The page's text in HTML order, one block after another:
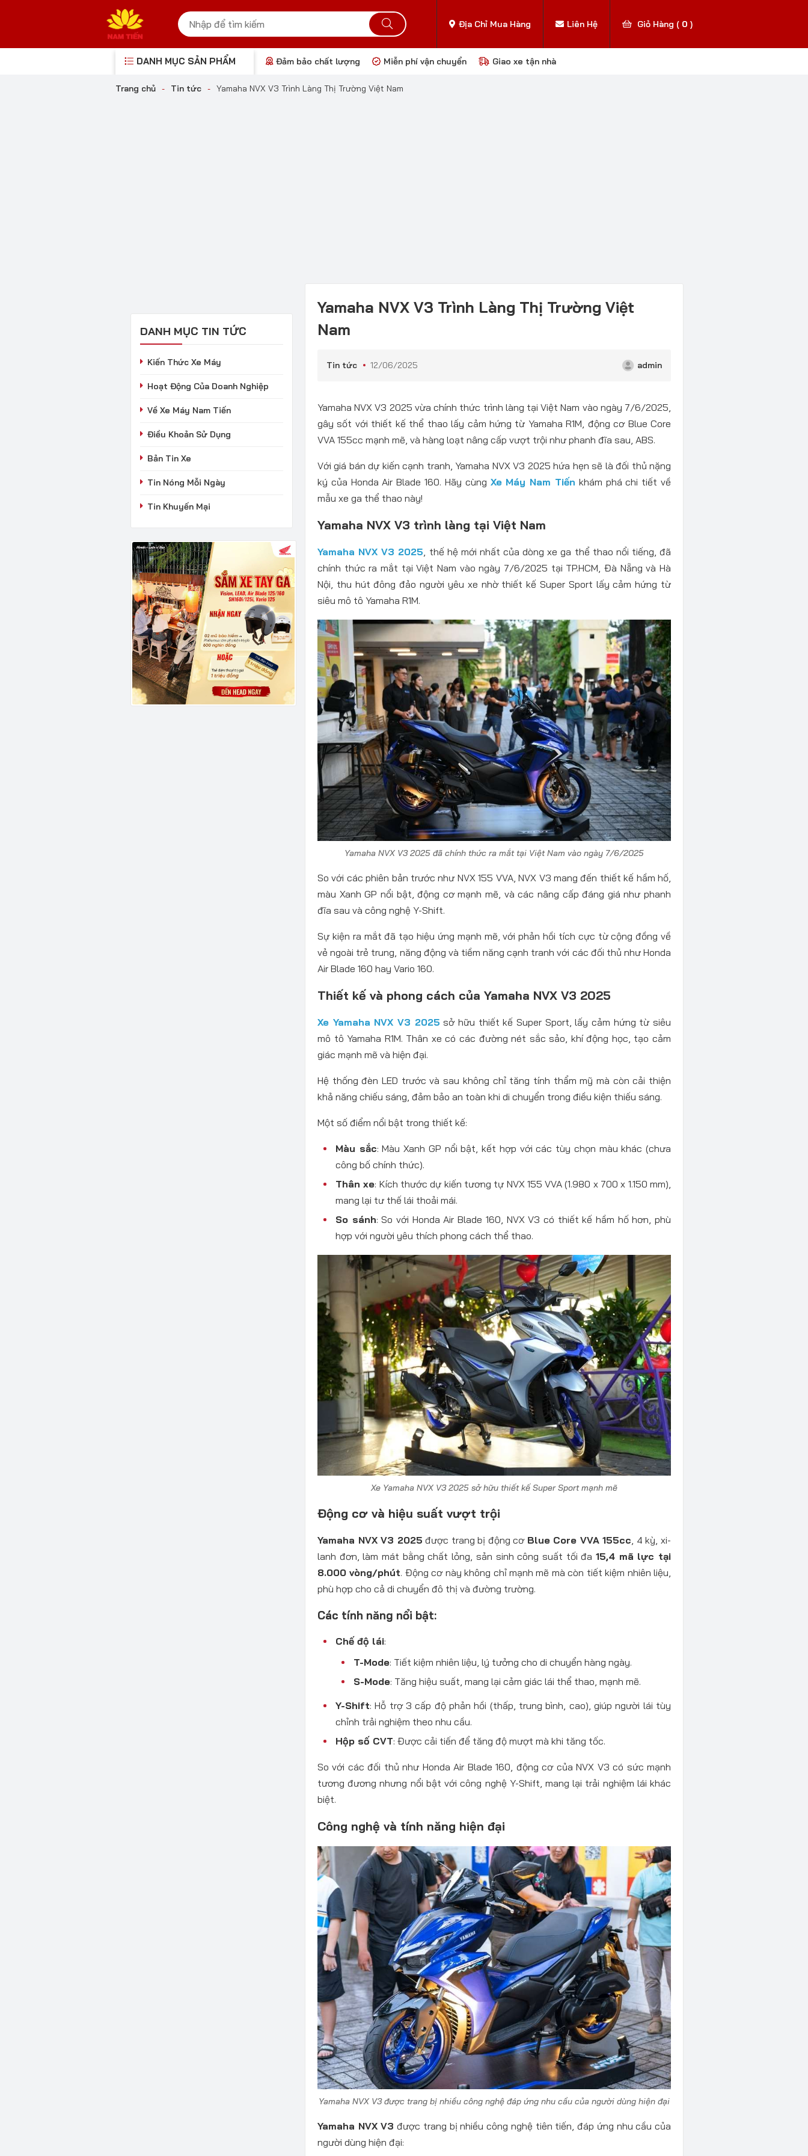
Địa Chỉ Mua Hàng Liên Hệ Giỏ Hàng ( 0 )
DANH MỤC SẢN PHẨM Đảm bảo chất lượng Miễn phí vận chuyển Giao xe tận nhà
Trang chủ - Tin tức - Yamaha NVX V3 Trình Làng Thị Trường Việt Nam
Yamaha NVX V3 Trình Làng Thị Trường Việt
Nam
Tin tức 12/06/2025 admin
Yamaha NVX V3 2025 vừa chính thức trình làng tại Việt Nam vào ngày 7/6/2025,
gây sốt với thiết kế thể thao lấy cảm hứng từ Yamaha R1M, động cơ Blue Core
VVA 155cc mạnh mẽ, và hàng loạt nâng cấp vượt trội như phanh đĩa sau, ABS.
Với giá bán dự kiến cạnh tranh, Yamaha NVX V3 2025 hứa hẹn sẽ là đối thủ nặng
ký của Honda Air Blade 160. Hãy cùng Xe Máy Nam Tiến khám phá chi tiết về
mẫu xe ga thể thao này!
Yamaha NVX V3 trình làng tại Việt Nam
Yamaha NVX V3 2025, thế hệ mới nhất của dòng xe ga thể thao nổi tiếng, đã
chính thức ra mắt tại Việt Nam vào ngày 7/6/2025 tại TP.HCM, Đà Nẵng và Hà
Nội, thu hút đông đảo người yêu xe nhờ thiết kế Super Sport lấy cảm hứng từ
siêu mô tô Yamaha R1M.
Yamaha NVX V3 2025 đã chính thức ra mắt tại Việt Nam vào ngày 7/6/2025
So với các phiên bản trước như NVX 155 VVA, NVX V3 mang đến thiết kế hầm hố,
màu Xanh GP nổi bật, động cơ mạnh mẽ, và các nâng cấp đáng giá như phanh
đĩa sau và công nghệ Y-Shift.
Sự kiện ra mắt đã tạo hiệu ứng mạnh mẽ, với phản hồi tích cực từ cộng đồng về
vẻ ngoài trẻ trung, năng động và tiềm năng cạnh tranh với các đối thủ như Honda
Air Blade 160 hay Vario 160.
Thiết kế và phong cách của Yamaha NVX V3 2025
Xe Yamaha NVX V3 2025 sở hữu thiết kế Super Sport, lấy cảm hứng từ siêu
mô tô Yamaha R1M. Thân xe có các đường nét sắc sảo, khí động học, tạo cảm
giác mạnh mẽ và hiện đại.
Hệ thống đèn LED trước và sau không chỉ tăng tính thẩm mỹ mà còn cải thiện
khả năng chiếu sáng, đảm bảo an toàn khi di chuyển trong điều kiện thiếu sáng.
Một số điểm nổi bật trong thiết kế:
Màu sắc: Màu Xanh GP nổi bật, kết hợp với các tùy chọn màu khác (chưa
công bố chính thức).
Thân xe: Kích thước dự kiến tương tự NVX 155 VVA (1.980 x 700 x 1.150 mm),
mang lại tư thế lái thoải mái.
So sánh: So với Honda Air Blade 160, NVX V3 có thiết kế hầm hố hơn, phù
hợp với người yêu thích phong cách thể thao.
Xe Yamaha NVX V3 2025 sở hữu thiết kế Super Sport mạnh mẽ
Động cơ và hiệu suất vượt trội
Yamaha NVX V3 2025 được trang bị động cơ Blue Core VVA 155cc, 4 kỳ, xi-
lanh đơn, làm mát bằng chất lỏng, sản sinh công suất tối đa 15,4 mã lực tại
8.000 vòng/phút. Động cơ này không chỉ mạnh mẽ mà còn tiết kiệm nhiên liệu,
phù hợp cho cả di chuyển đô thị và đường trường.
Các tính năng nổi bật:
Chế độ lái:
T-Mode: Tiết kiệm nhiên liệu, lý tưởng cho di chuyển hàng ngày.
S-Mode: Tăng hiệu suất, mang lại cảm giác lái thể thao, mạnh mẽ.
Y-Shift: Hỗ trợ 3 cấp độ phản hồi (thấp, trung bình, cao), giúp người lái tùy
chỉnh trải nghiệm theo nhu cầu.
Hộp số CVT: Được cải tiến để tăng độ mượt mà khi tăng tốc.
So với các đối thủ như Honda Air Blade 160, động cơ của NVX V3 có sức mạnh
tương đương nhưng nổi bật với công nghệ Y-Shift, mang lại trải nghiệm lái khác
biệt.
Công nghệ và tính năng hiện đại
Yamaha NVX V3 được trang bị nhiều công nghệ đáp ứng nhu cầu của người dùng hiện đại
Yamaha NVX V3 được trang bị nhiều công nghệ tiên tiến, đáp ứng nhu cầu của
người dùng hiện đại:
DANH MỤC TIN TỨC
Kiến Thức Xe Máy
Hoạt Động Của Doanh Nghiệp
Về Xe Máy Nam Tiến
Điều Khoản Sử Dụng
Bản Tin Xe
Tin Nóng Mỗi Ngày
Tin Khuyến Mại